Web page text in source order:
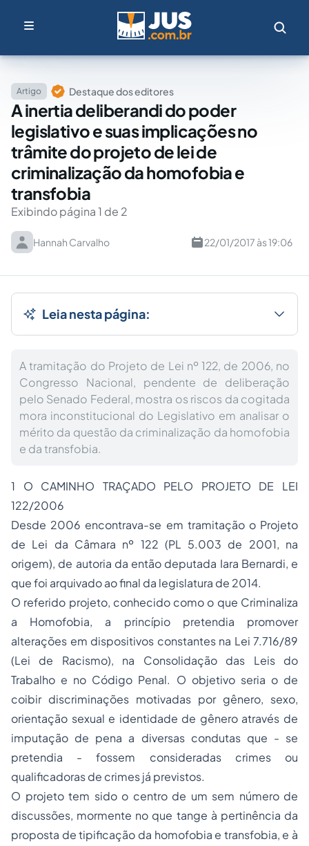
Artigo Destaque dos editores
A inertia deliberandi do poder
legislativo e suas implicações no
trâmite do projeto de lei de
criminalização da homofobia e
transfobia
Exibindo página 1 de 2
Hannah Carvalho 22/01/2017 às 19:06
Leia nesta página:
A tramitação do Projeto de Lei nº 122, de 2006, no
Congresso Nacional, pendente de deliberação
pelo Senado Federal, mostra os riscos da cogitada
mora inconstitucional do Legislativo em analisar o
mérito da questão da criminalização da homofobia
e da transfobia.
1 O CAMINHO TRAÇADO PELO PROJETO DE LEI
122/2006
Desde 2006 encontrava-se em tramitação o Projeto
de Lei da Câmara nº 122 (PL 5.003 de 2001, na
origem), de autoria da então deputada Iara Bernardi, e
que foi arquivado ao final da legislatura de 2014.
O referido projeto, conhecido como o que Criminaliza
a Homofobia, a princípio pretendia promover
alterações em dispositivos constantes na Lei 7.716/89
(Lei de Racismo), na Consolidação das Leis do
Trabalho e no Código Penal. O objetivo seria o de
coibir discriminações motivadas por gênero, sexo,
orientação sexual e identidade de gênero através de
imputação de pena a diversas condutas que - se
pretendia - fossem consideradas crimes ou
qualificadoras de crimes já previstos.
O projeto tem sido o centro de um sem número de
discussões, mormente no que tange à pertinência da
proposta de tipificação da homofobia e transfobia, e à